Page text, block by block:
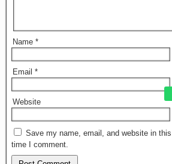
Name *
Email *
Website
Save my name, email, and website in
time I comment.